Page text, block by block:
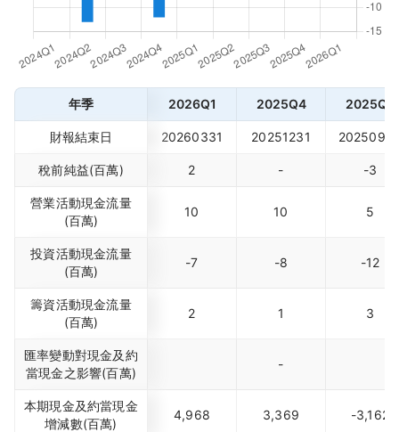
年季 2026Q1 2025Q4 2025Q3
財報結束日 20260331 20251231
稅前純益(百萬) 2 - -3
營業活動現金流量
(百萬)
10 10 5
投資活動現金流量
(百萬)
-7 -8 -12
籌資活動現金流量
(百萬)
2 1 3
匯率變動對現金及約
當現金之影響(百萬)
-
本期現金及約當現金
增減數(百萬)
4,968 3,369 -3,162